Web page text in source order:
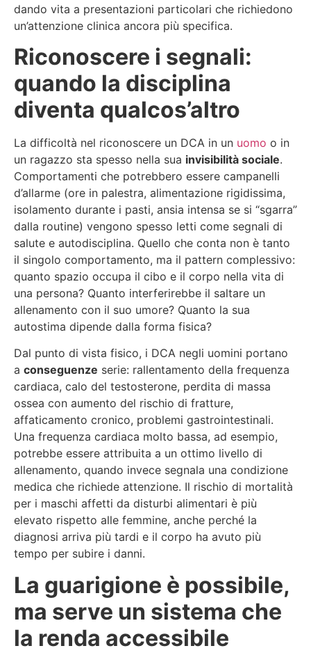
dando vita a presentazioni particolari che richiedono
un’attenzione clinica ancora più specifica.
Riconoscere i segnali:
quando la disciplina
diventa qualcos’altro
La difficoltà nel riconoscere un DCA in un uomo o in
un ragazzo sta spesso nella sua invisibilità sociale.
Comportamenti che potrebbero essere campanelli
d’allarme (ore in palestra, alimentazione rigidissima,
isolamento durante i pasti, ansia intensa se si “sgarra”
dalla routine) vengono spesso letti come segnali di
salute e autodisciplina. Quello che conta non è tanto
il singolo comportamento, ma il pattern complessivo:
quanto spazio occupa il cibo e il corpo nella vita di
una persona? Quanto interferirebbe il saltare un
allenamento con il suo umore? Quanto la sua
autostima dipende dalla forma fisica?
Dal punto di vista fisico, i DCA negli uomini portano
a conseguenze serie: rallentamento della frequenza
cardiaca, calo del testosterone, perdita di massa
ossea con aumento del rischio di fratture,
affaticamento cronico, problemi gastrointestinali.
Una frequenza cardiaca molto bassa, ad esempio,
potrebbe essere attribuita a un ottimo livello di
allenamento, quando invece segnala una condizione
medica che richiede attenzione. Il rischio di mortalità
per i maschi affetti da disturbi alimentari è più
elevato rispetto alle femmine, anche perché la
diagnosi arriva più tardi e il corpo ha avuto più
tempo per subire i danni.
La guarigione è possibile,
ma serve un sistema che
la renda accessibile